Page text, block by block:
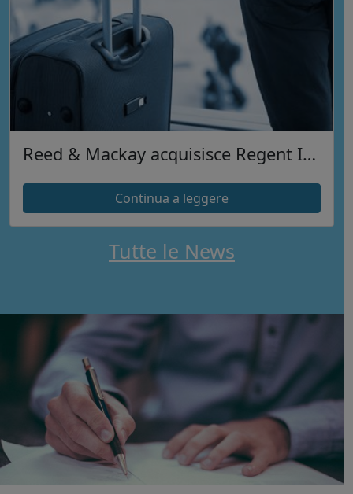
Reed & Mackay acquisisce Regent International S.R.L
Continua a leggere
Tutte le News